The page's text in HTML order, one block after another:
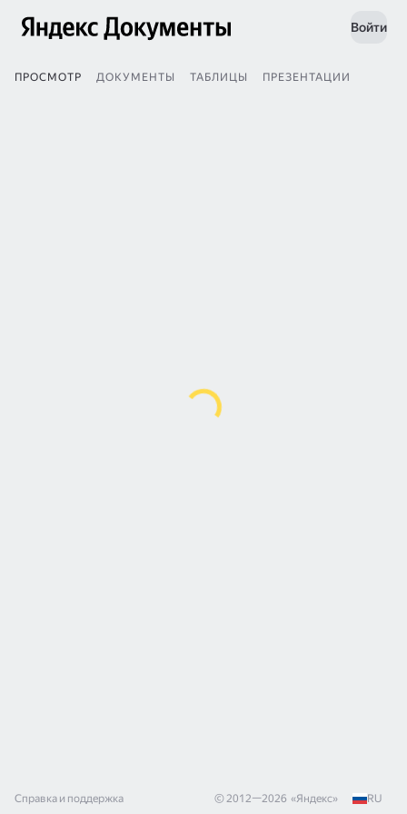
Войти
ПРОСМОТР ДОКУМЕНТЫ ТАБЛИЦЫ ПРЕЗЕНТАЦИИ
Справка и поддержка © 2012—2026 «Яндекс» RU